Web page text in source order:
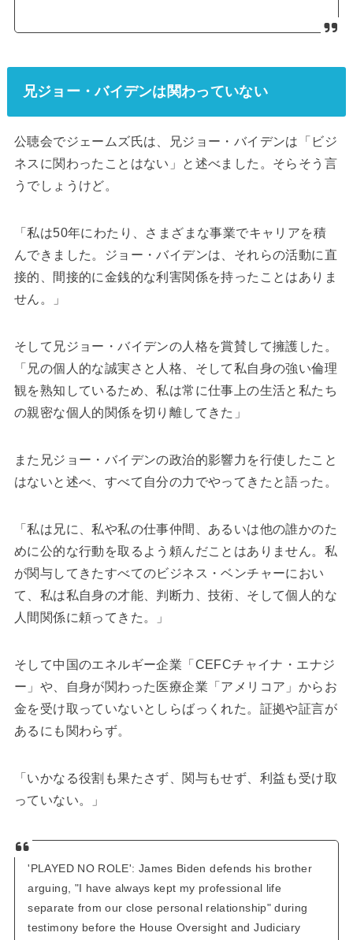
兄ジョー・バイデンは関わっていない
公聴会でジェームズ氏は、兄ジョー・バイデンは「ビジ
ネスに関わったことはない」と述べました。そらそう言
うでしょうけど。
「私は50年にわたり、さまざまな事業でキャリアを積
んできました。ジョー・バイデンは、それらの活動に直
接的、間接的に金銭的な利害関係を持ったことはありま
せん。」
そして兄ジョー・バイデンの人格を賞賛して擁護した。
「兄の個人的な誠実さと人格、そして私自身の強い倫理
観を熟知しているため、私は常に仕事上の生活と私たち
の親密な個人的関係を切り離してきた」
また兄ジョー・バイデンの政治的影響力を行使したこと
はないと述べ、すべて自分の力でやってきたと語った。
「私は兄に、私や私の仕事仲間、あるいは他の誰かのた
めに公的な行動を取るよう頼んだことはありません。私
が関与してきたすべてのビジネス・ベンチャーにおい
て、私は私自身の才能、判断力、技術、そして個人的な
人間関係に頼ってきた。」
そして中国のエネルギー企業「CEFCチャイナ・エナジ
ー」や、自身が関わった医療企業「アメリコア」からお
金を受け取っていないとしらばっくれた。証拠や証言が
あるにも関わらず。
「いかなる役割も果たさず、関与もせず、利益も受け取
っていない。」
'PLAYED NO ROLE': James Biden defends his brother
arguing, "I have always kept my professional life
separate from our close personal relationship" during
testimony before the House Oversight and Judiciary